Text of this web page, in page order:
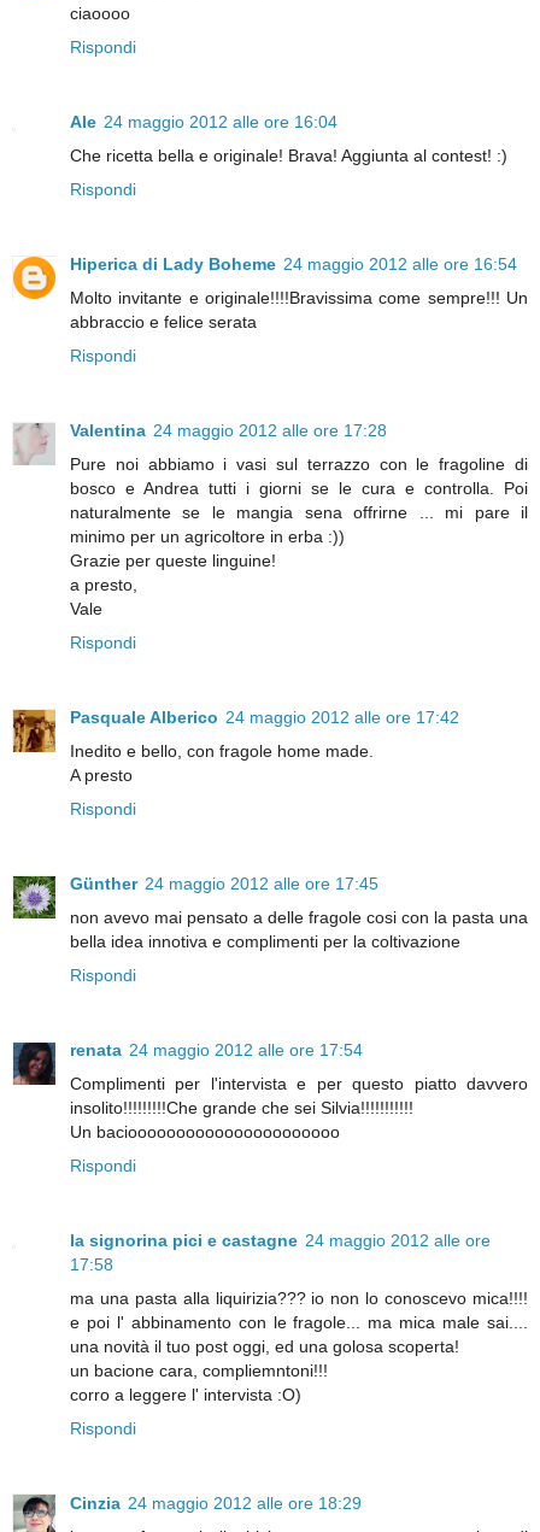
ciaoooo
Rispondi
Ale 24 maggio 2012 alle ore 16:04
Che ricetta bella e originale! Brava! Aggiunta al contest! :)
Rispondi
Hiperica di Lady Boheme 24 maggio 2012 alle ore 16:54
Molto invitante e originale!!!!Bravissima come sempre!!! Un
abbraccio e felice serata
Rispondi
Valentina 24 maggio 2012 alle ore 17:28
Pure noi abbiamo i vasi sul terrazzo con le fragoline di
bosco e Andrea tutti i giorni se le cura e controlla. Poi
naturalmente se le mangia sena offrirne ... mi pare il
minimo per un agricoltore in erba :))
Grazie per queste linguine!
a presto,
Vale
Rispondi
Pasquale Alberico 24 maggio 2012 alle ore 17:42
Inedito e bello, con fragole home made.
A presto
Rispondi
Günther 24 maggio 2012 alle ore 17:45
non avevo mai pensato a delle fragole cosi con la pasta una
bella idea innotiva e complimenti per la coltivazione
Rispondi
renata 24 maggio 2012 alle ore 17:54
Complimenti per l'intervista e per questo piatto davvero
insolito!!!!!!!!!Che grande che sei Silvia!!!!!!!!!!!
Un bacioooooooooooooooooooooo
Rispondi
la signorina pici e castagne 24 maggio 2012 alle ore
17:58
ma una pasta alla liquirizia??? io non lo conoscevo mica!!!!
e poi l' abbinamento con le fragole... ma mica male sai....
una novità il tuo post oggi, ed una golosa scoperta!
un bacione cara, compliemntoni!!!
corro a leggere l' intervista :O)
Rispondi
Cinzia 24 maggio 2012 alle ore 18:29